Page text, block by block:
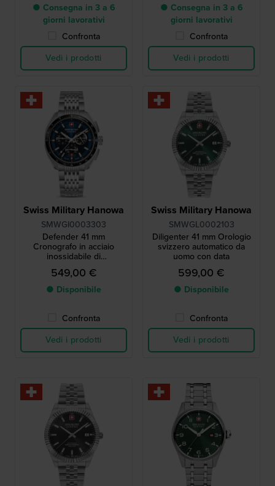
● Consegna in 3 a 6
giorni lavorativi
Confronta
Vedi i prodotti
● Consegna in 3 a 6
giorni lavorativi
Confronta
Vedi i prodotti
Swiss Military Hanowa
SMWGI0003303
Defender 41 mm
Cronografo in acciaio
inossidabile di
fabbricazione svizzera con
data
549,00 €
● Disponibile
Confronta
Vedi i prodotti
Swiss Military Hanowa
SMWGL0002103
Diligenter 41 mm Orologio
svizzero automatico da
uomo con data
599,00 €
● Disponibile
Confronta
Vedi i prodotti